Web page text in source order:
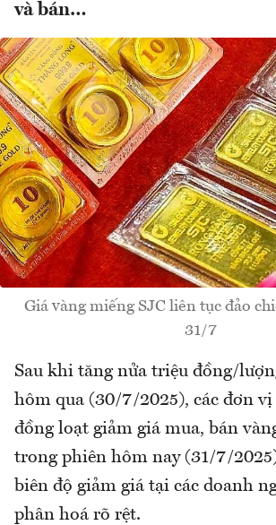
và bán…
Giá vàng miếng SJC liên tục đảo
31/7
Sau khi tăng nửa triệu đồng/
hôm qua (30/7/2025), các đơn
đồng loạt giảm giá mua, bán
trong phiên hôm nay (31/7/
biên độ giảm giá tại các doanh
phân hoá rõ rệt.